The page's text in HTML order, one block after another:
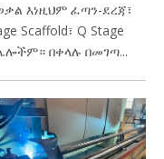
እነዚህም ፈጣን-ደረጃ፣
Scaffold፣ Q Stage
ሌሎችም። በቀላሉ በመገጣ...